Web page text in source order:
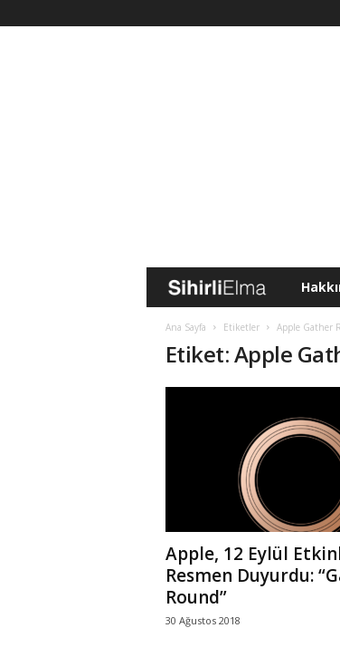
i
h
i
Ana Sayfa Etiketler Apple Gather
Etiket: Apple
Apple, 12 Eylül
Resmen Duyurdu:
Round”
30 Ağustos 2018